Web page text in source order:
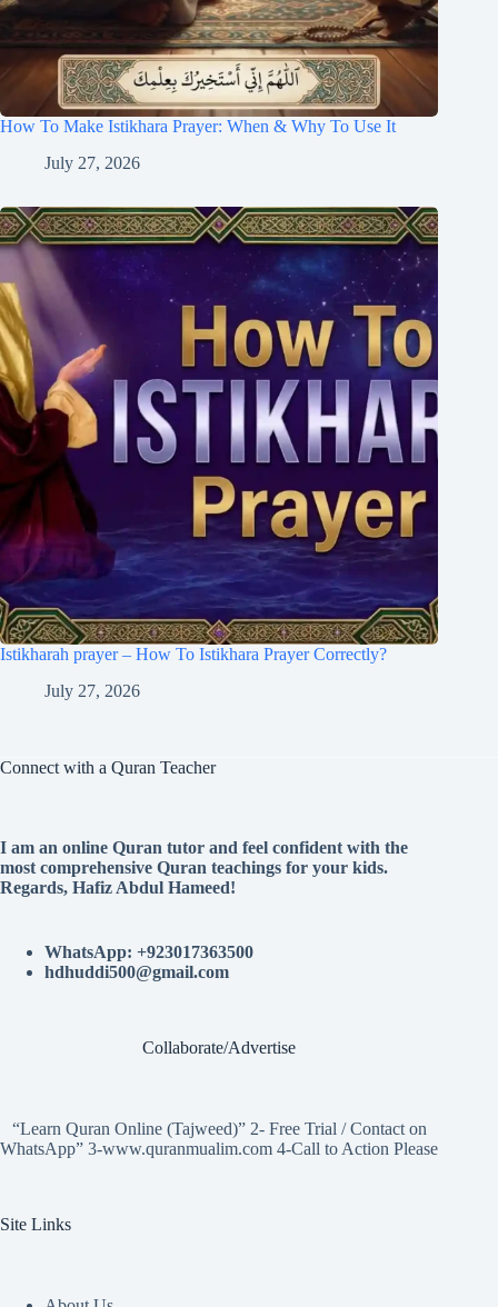
How To Make Istikhara Prayer: When & Why To Use It
July 27, 2026
Istikharah prayer – How To Istikhara Prayer Correctly?
July 27, 2026
Connect with a Quran Teacher
I am an online Quran tutor and feel confident with the
most comprehensive Quran teachings for your kids.
Regards, Hafiz Abdul Hameed!
WhatsApp: +923017363500
hdhuddi500@gmail.com
Collaborate/Advertise
“Learn Quran Online (Tajweed)” 2- Free Trial / Contact on
WhatsApp” 3-www.quranmualim.com 4-Call to Action Please
Site Links